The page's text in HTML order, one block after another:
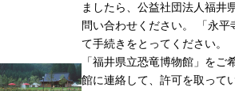
ましたら、公益社団法人福井
問い合わせください。 「永
て手続きをとってください。
「福井県立恐竜博物館」を
館に連絡して、許可を取って